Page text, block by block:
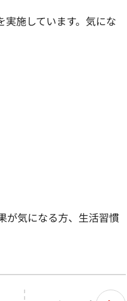
施しています。気にな
が気になる方、生活習慣